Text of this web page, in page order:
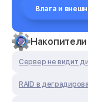
Влага и
Накопители
Сервер не видит
RAID в